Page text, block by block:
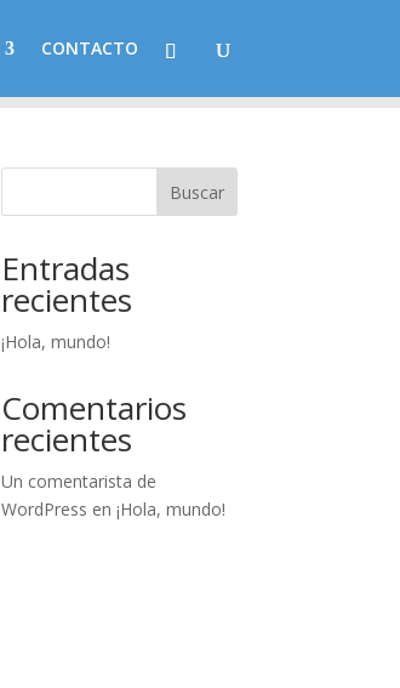
CONTACTO
Buscar
Entradas
recientes
¡Hola, mundo!
Comentarios
recientes
Un comentarista de
WordPress en¡Hola, mundo!